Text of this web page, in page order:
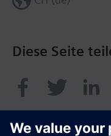
Diese Seite